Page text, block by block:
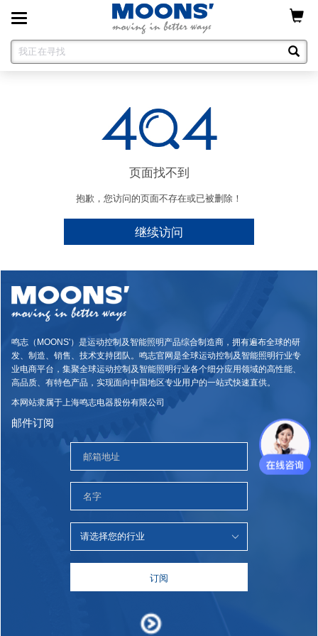
Toggle
navigation
页面找不到
抱歉，您访问的页面不存在或已被删除！
继续访问
鸣志（MOONS'）是运动控制及智能照明产品综合制造商，拥有遍布全球的研
发、制造、销售、技术支持团队。鸣志官网是全球运动控制及智能照明行业专
业电商平台，集聚全球运动控制及智能照明行业各个细分应用领域的高性能、
高品质、有特色产品，实现面向中国地区专业用户的一站式快速直供。
本网站隶属于上海鸣志电器股份有限公司
邮件订阅
订阅